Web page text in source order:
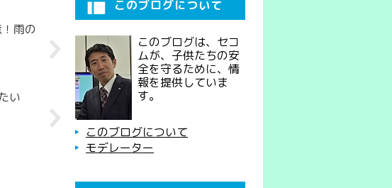
雨の
い
このブログについて
このブログは、セコ
ムが、子供たちの安
全を守るために、情
報を提供していま
す。
このブログについて
モデレーター